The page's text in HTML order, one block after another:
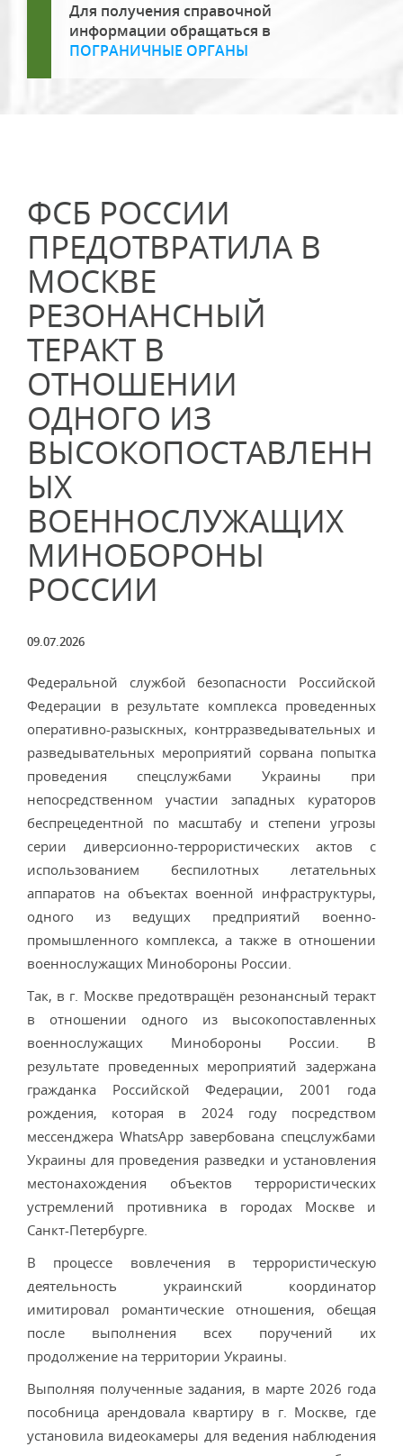
Для получения справочной
информации обращаться в
ПОГРАНИЧНЫЕ ОРГАНЫ
ФСБ РОССИИ
ПРЕДОТВРАТИЛА В
МОСКВЕ
РЕЗОНАНСНЫЙ
ТЕРАКТ В
ОТНОШЕНИИ
ОДНОГО ИЗ
ВЫСОКОПОСТАВЛЕНН
ЫХ
ВОЕННОСЛУЖАЩИХ
МИНОБОРОНЫ
РОССИИ
09.07.2026
Федеральной службой безопасности Российской
Федерации в результате комплекса проведенных
оперативно-разыскных, контрразведывательных и
разведывательных мероприятий сорвана попытка
проведения спецслужбами Украины при
непосредственном участии западных кураторов
беспрецедентной по масштабу и степени угрозы
серии диверсионно-террористических актов с
использованием беспилотных летательных
аппаратов на объектах военной инфраструктуры,
одного из ведущих предприятий военно-
промышленного комплекса, а также в отношении
военнослужащих Минобороны России.
Так, в г. Москве предотвращён резонансный теракт
в отношении одного из высокопоставленных
военнослужащих Минобороны России. В
результате проведенных мероприятий задержана
гражданка Российской Федерации, 2001 года
рождения, которая в 2024 году посредством
мессенджера WhatsApp завербована спецслужбами
Украины для проведения разведки и установления
местонахождения объектов террористических
устремлений противника в городах Москве и
Санкт-Петербурге.
В процессе вовлечения в террористическую
деятельность украинский координатор
имитировал романтические отношения, обещая
после выполнения всех поручений их
продолжение на территории Украины.
Выполняя полученные задания, в марте 2026 года
пособница арендовала квартиру в г. Москве, где
установила видеокамеры для ведения наблюдения